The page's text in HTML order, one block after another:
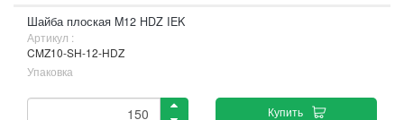
Шайба плоская M12 HDZ IEK
Артикул :
CMZ10-SH-12-HDZ
Упаковка
Купить